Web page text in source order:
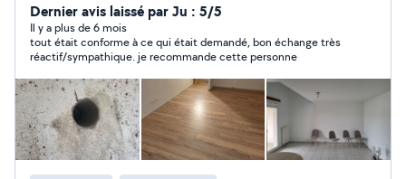
grillage
souple/rigide),demolition,renovation(peinture,enduit,de
molition,pose du parquet,pose du
lino/moquette),bricolage(montage des
armoires,meubles,pose des lampes,barres du
rideaux,pose tableaux),demanagament,petite
maçonnerie(couler dalle du beton,poser les pave et
dalle) il y 7ans.Je suis completement equipé pro pour
chaque domaine du travail.
Dernier avis laissé par Ju : 5/5
Il y a plus de 6 mois
tout était conforme à ce qui était demandé, bon échange très
réactif/sympathique. je recommande cette personne